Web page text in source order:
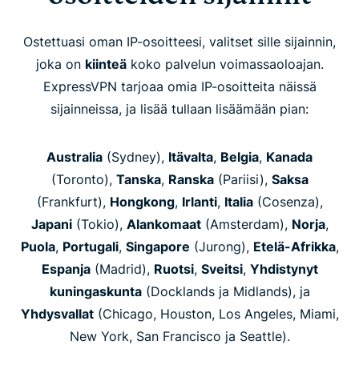
Ostettuasi oman IP-osoitteesi, valitset sille sijainnin,
joka on kiinteäkoko palvelun voimassaoloajan.
ExpressVPN tarjoaa omia IP-osoitteita näissä
sijainneissa, ja lisää tullaan lisäämään pian:
Australia (Sydney), Itävalta, Belgia, Kanada
(Toronto), Tanska, Ranska(Pariisi), Saksa
(Frankfurt), Hongkong, Irlanti, Italia(Cosenza),
Japani(Tokio), Alankomaat(Amsterdam), Norja,
Puola, Portugali, Singapore (Jurong), Etelä-Afrikka,
Espanja(Madrid), Ruotsi, Sveitsi, Yhdistynyt
kuningaskunta(Docklands ja Midlands), ja
Yhdysvallat(Chicago, Houston, Los Angeles, Miami,
New York, San Francisco ja Seattle).